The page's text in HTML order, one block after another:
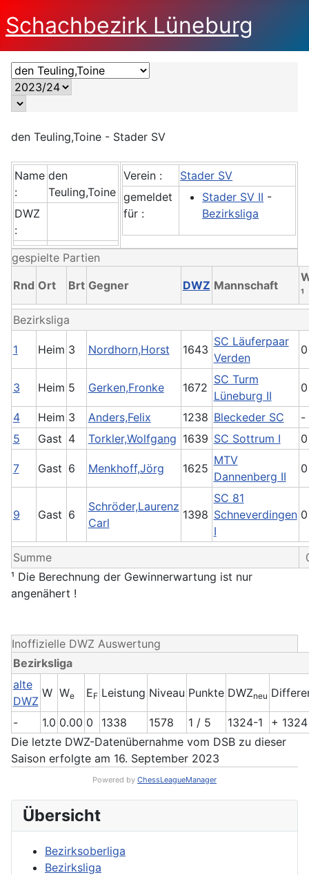
Schachbezirk Lüneburg
Übersicht
Bezirksoberliga
Bezirksliga
den Teuling,Toine - Stader SV
Name
:
den
Teuling,Toine
DWZ
:
Verein :
Stader SV
gemeldet
für :
Stader SV II -
Bezirksliga
gespielte Partien
Rnd Ort Brt Gegner DWZ Mannschaft
¹
Bezirksliga
1 Heim 3 Nordhorn,Horst 1643
SC Läuferpaar
Verden
0
3 Heim 5 Gerken,Fronke 1672
SC Turm
Lüneburg II
0
4 Heim 3 Anders,Felix 1238 Bleckeder SC
-
5
Gast 4 Torkler,Wolfgang 1639 SC Sottrum I 0
7 Gast 6 Menkhoff,Jörg 1625
MTV
Dannenberg II
0
9 Gast 6
Schröder,Laurenz
Carl
1398
SC 81
Schneverdingen
I
0
Summe
¹ Die Berechnung der Gewinnerwartung ist nur
angenähert !
Inoffizielle DWZ Auswertung
Bezirksliga
alte
DWZ
W We EF Leistung Niveau Punkte DWZneu
- 1.0 0.00 0 1338 1578 1 / 5 1324-1
+ 1324
Die letzte DWZ-Datenübernahme vom DSB zu dieser
Saison erfolgte am 16. September 2023
Powered by ChessLeagueManager